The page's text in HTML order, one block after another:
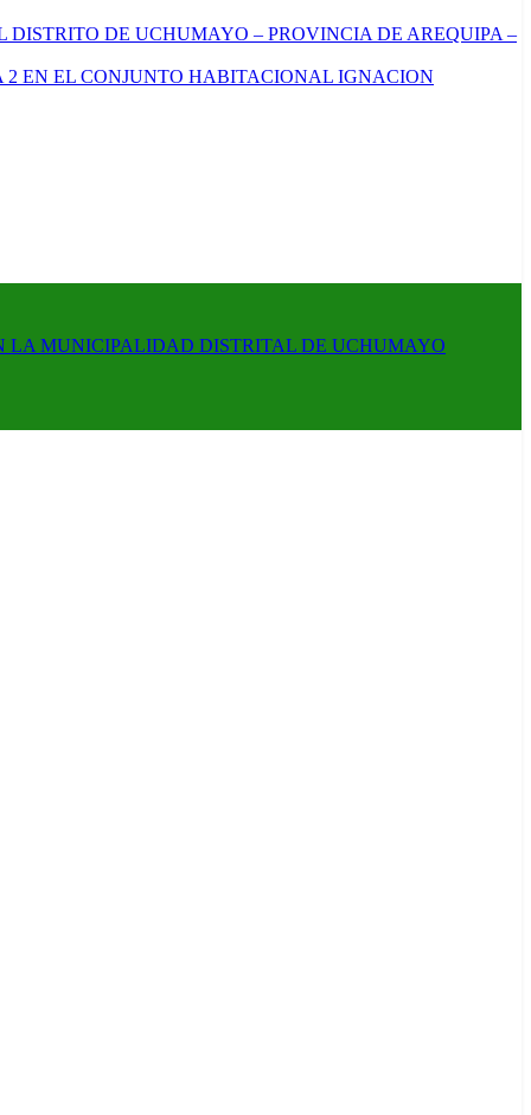
DISTRITO DE UCHUMAYO – PROVINCIA DE AREQUIPA –
EN EL CONJUNTO HABITACIONAL IGNACION
LA MUNICIPALIDAD DISTRITAL DE UCHUMAYO